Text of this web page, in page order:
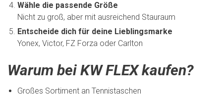
Wähle die passende Größe
Nicht zu groß, aber mit ausreichend Stauraum
Entscheide dich für deine Lieblingsmarke
Yonex, Victor, FZ Forza oder Carlton
Warum bei KW FLEX kaufen?
Großes Sortiment an Tennistaschen